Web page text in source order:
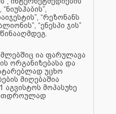
“რეზონანს
“ენესპი ჯის”
ია ფარულავა
ორგანიზებასა და
უცხო
მიღებაშია
მოპასუხე